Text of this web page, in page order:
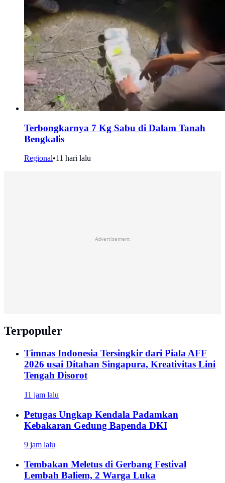
Terbongkarnya 7 Kg Sabu di Dalam Tanah
Bengkalis
Regional•11 hari lalu
Advertisement
Terpopuler
Timnas Indonesia Tersingkir dari Piala AFF
2026 usai Ditahan Singapura, Kreativitas Lini
Tengah Disorot
11 jam lalu
Petugas Ungkap Kendala Padamkan
Kebakaran Gedung Bapenda DKI
9 jam lalu
Tembakan Meletus di Gerbang Festival
Lembah Baliem, 2 Warga Luka